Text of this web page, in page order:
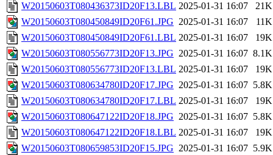
W20150603T080436373ID20F13.LBL 2025-01-31 16:07
21K
W20150603T080450849ID20F61.JPG 2025-01-31 16:07
11K
W20150603T080450849ID20F61.LBL 2025-01-31 16:07
19K
W20150603T080556773ID20F13.JPG 2025-01-31 16:07 8.1K
W20150603T080556773ID20F13.LBL 2025-01-31 16:07
19K
W20150603T080634780ID20F17.JPG 2025-01-31 16:07 5.8K
W20150603T080634780ID20F17.LBL 2025-01-31 16:07
19K
W20150603T080647122ID20F18.JPG 2025-01-31 16:07 5.8K
W20150603T080647122ID20F18.LBL 2025-01-31 16:07
19K
W20150603T080659853ID20F15.JPG 2025-01-31 16:07 5.9K